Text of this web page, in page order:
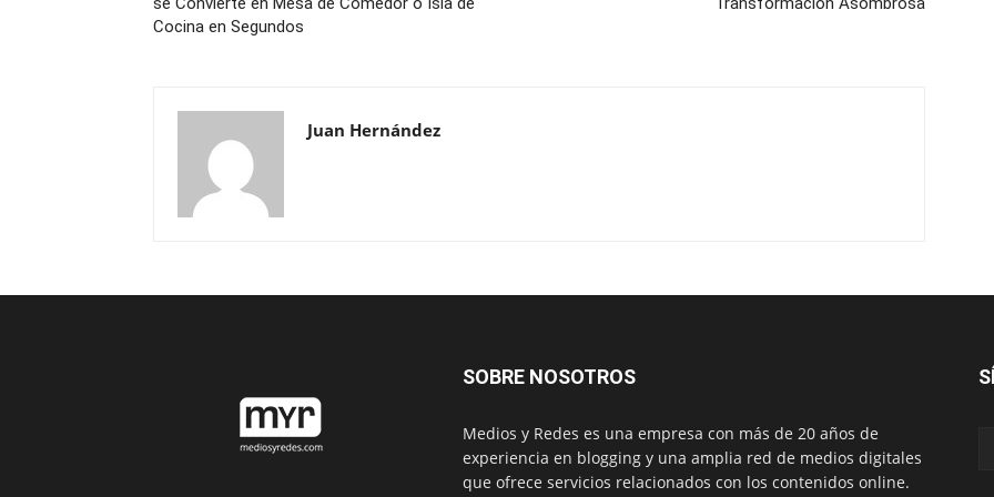
Cocina en Segundos
Juan Hernández
SOBRE NOSOTROS
Medios y Redes es una empresa con más de 20 años de
experiencia en blogging y una amplia red de medios digitales
que ofrece servicios relacionados con los contenidos online.